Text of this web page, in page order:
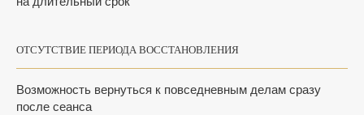
ОТСУТСТВИЕ ПЕРИОДА ВОССТАНОВЛЕНИЯ
Возможность вернуться к повседневным делам сразу
после сеанса